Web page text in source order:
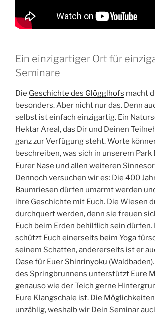
Ein einzigartiger Ort für
Seminare
Die Geschichte des Glögglhofs macht
besonders. Aber nicht nur das. Denn
selbst ist einfach einzigartig. Ein
Hektar Areal, das Dir und Deinen
ganz zur Verfügung steht. Worte
beschreiben, was sich in unserem Park
Eurer Nase und allen weiteren
Dennoch versuchen wir es: Die 400
Baumriesen dürfen umarmt werden
ihre Geschichte mit Euch. Die Wiesen
durchquert werden, denn sie freuen
Euch beim Erden behilflich sein dürfen.
schützt Euch einerseits beim Yoga
seinem Schatten, andererseits ist er
Oase für Euer Shinrinyoku
des Springbrunnens unterstützt Eure
genauso wie der Teich gerne
Eure Klangschale ist. Die
unzählig, weshalb wir Dein Seminar